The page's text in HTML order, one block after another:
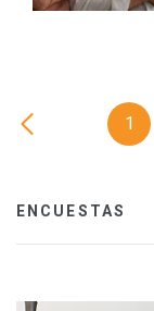
1
ENCUESTAS